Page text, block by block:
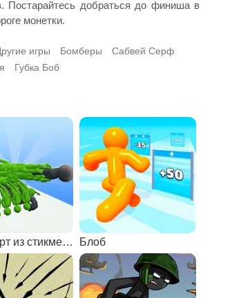
Постарайтесь добраться до финиша в
монетки.
игры Бомберы
Сабвей Серф
Губка Боб
Транспорт из стикменов Блоб